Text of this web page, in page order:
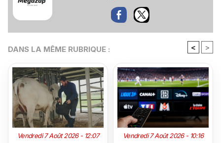
DANS LA MÊME RUBRIQUE : < >
Vendredi 7 Août 2026 - 12:07 Vendredi 7 Août 2026 - 10:16